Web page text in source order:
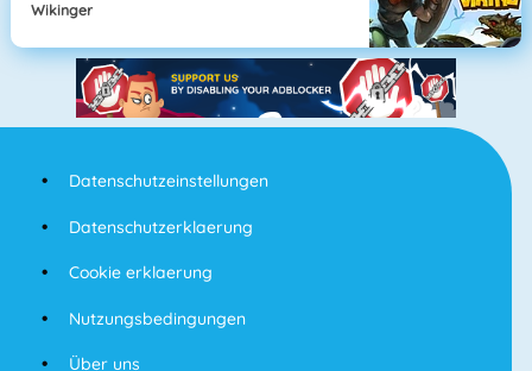
Wikinger
Datenschutzeinstellungen
Datenschutzerklaerung
Cookie erklaerung
Nutzungsbedingungen
Über uns